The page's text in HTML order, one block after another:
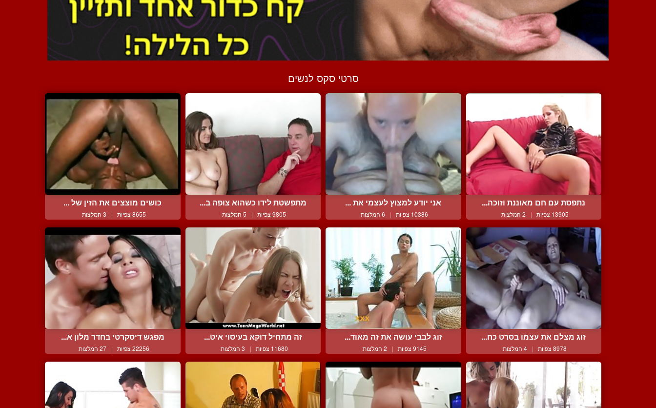
סרטי סקס לנשים
נתפסת עם חם מאוננת וזוכה...
13905 צפיות | 2 המלצות
אני יודע למצוץ לעצמי את ...
10386 צפיות | 6 המלצות
מתפשטת לידו כשהוא צופה ב...
9805 צפיות | 5 המלצות
כושים מוצצים את הזין של ...
8655 צפיות | 3 המלצות
זוג מצלם את עצמו בסרט כח...
8978 צפיות | 4 המלצות
זוג לבבי עושה את זה מאוד...
9145 צפיות | 2 המלצות
זה מתחיל דוקא בעיסוי איט...
11680 צפיות | 3 המלצות
מפגש דיסקרטי בחדר מלון א...
22256 צפיות | 27 המלצות